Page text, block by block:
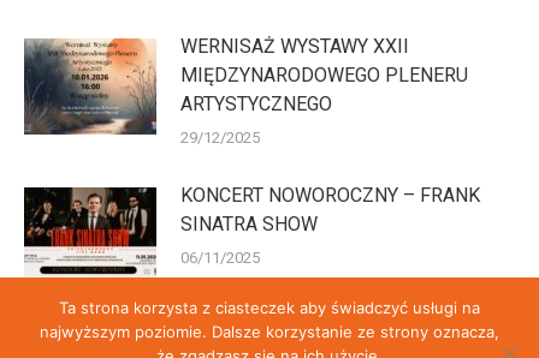
WERNISAŻ WYSTAWY XXII
MIĘDZYNARODOWEGO PLENERU
ARTYSTYCZNEGO
29/12/2025
KONCERT NOWOROCZNY – FRANK
SINATRA SHOW
06/11/2025
Ta strona korzysta z ciasteczek aby świadczyć usługi na
najwyższym poziomie. Dalsze korzystanie ze strony oznacza,